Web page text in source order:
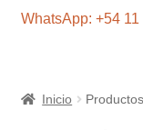
Carro
Fondo AC
WhatsApp: +54
Inicio